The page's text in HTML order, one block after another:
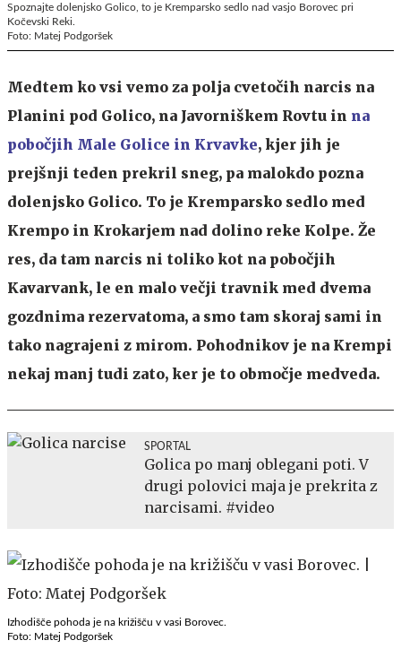
Spoznajte dolenjsko Golico, to je Kremparsko sedlo nad vasjo Borovec pri
Kočevski Reki.
Foto: Matej Podgoršek
Medtem ko vsi vemo za polja cvetočih narcis na
Planini pod Golico, na Javorniškem Rovtu in na
pobočjih Male Golice in Krvavke, kjer jih je
prejšnji teden prekril sneg, pa malokdo pozna
dolenjsko Golico. To je Kremparsko sedlo med
Krempo in Krokarjem nad dolino reke Kolpe. Že
res, da tam narcis ni toliko kot na pobočjih
Kavarvank, le en malo večji travnik med dvema
gozdnima rezervatoma, a smo tam skoraj sami in
tako nagrajeni z mirom. Pohodnikov je na Krempi
nekaj manj tudi zato, ker je to območje medveda.
SPORTAL
Golica po manj oblegani poti. V
drugi polovici maja je prekrita z
narcisami. #video
Izhodišče pohoda je na križišču v vasi Borovec.
Foto: Matej Podgoršek